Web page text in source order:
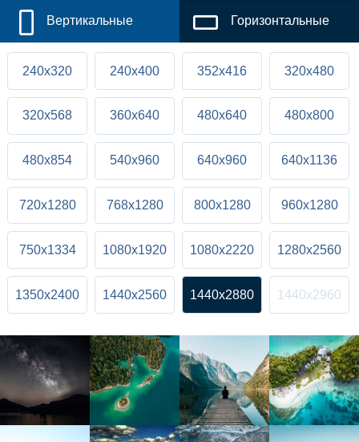
Вертикальные Горизонтальные
240x320 240x400 352x416 320x480
320x568 360x640 480x640 480x800
480x854 540x960 640x960 640x1136
720x1280 768x1280 800x1280 960x1280
750x1334 1080x1920 1080x2220 1280x2560
1350x2400 1440x2560 1440x2880 1440x2960